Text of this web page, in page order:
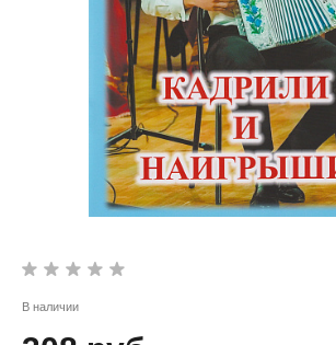
В наличии